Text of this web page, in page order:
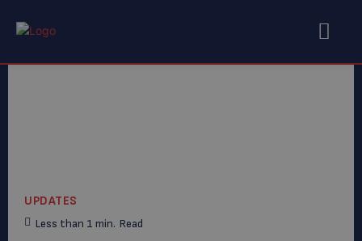
UPDATES
Less than 1 min. Read